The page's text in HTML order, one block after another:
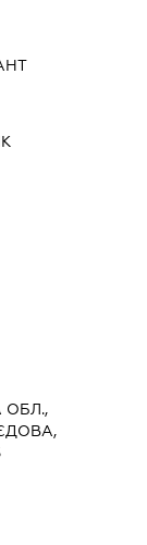
ОБЛ.,